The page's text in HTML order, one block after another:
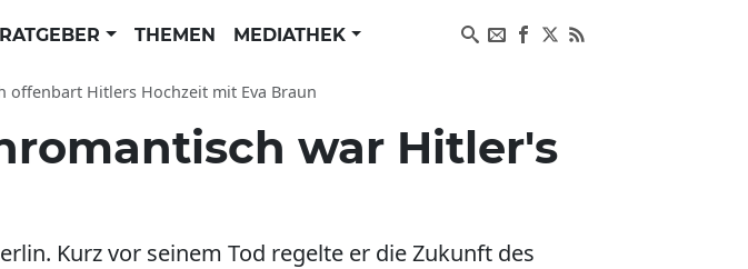
RATGEBER THEMEN MEDIATHEK
Hitlers Hochzeit mit Eva Braun
war Hitler's
Kurz vor seinem Tod regelte er die Zukunft des